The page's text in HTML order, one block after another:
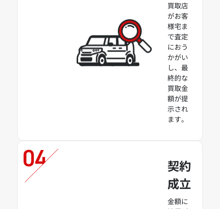
買取店
がお客
様宅ま
で査定
におう
かがい
し、最
終的な
買取金
額が提
示され
ます。
契約
成立
金額に